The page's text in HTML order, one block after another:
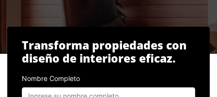
Transforma propiedades con
diseño de interiores eficaz.
Nombre Completo